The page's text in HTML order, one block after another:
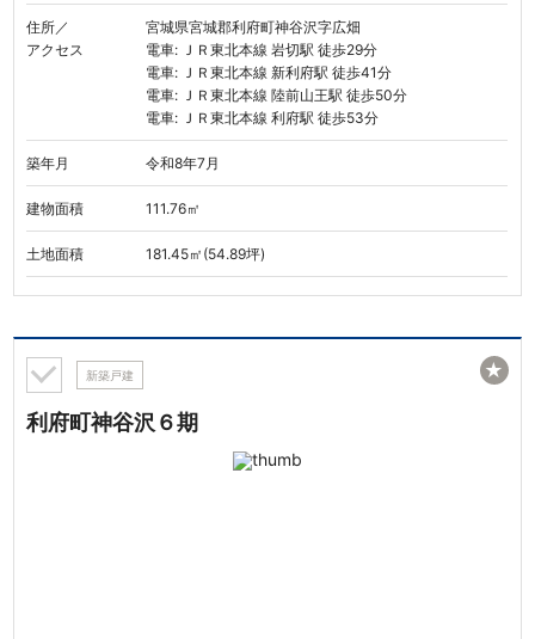
住所／
アクセス
宮城県宮城郡利府町神谷沢字広畑
電車: ＪＲ東北本線 岩切駅 徒歩29分
電車: ＪＲ東北本線 新利府駅 徒歩41分
電車: ＪＲ東北本線 陸前山王駅 徒歩50分
電車: ＪＲ東北本線 利府駅 徒歩53分
築年月 令和8年7月
建物面積 111.76㎡
土地面積 181.45㎡(54.89坪)
新築戸建
利府町神谷沢６期
★